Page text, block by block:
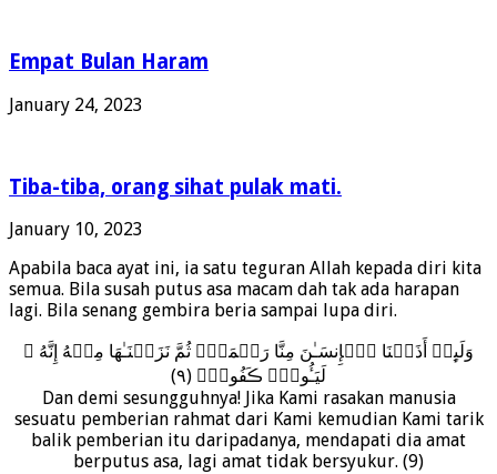
Empat Bulan Haram
January 24, 2023
Tiba-tiba, orang sihat pulak mati.
January 10, 2023
Apabila baca ayat ini, ia satu teguran Allah kepada diri kita
semua. Bila susah putus asa macam dah tak ada harapan
lagi. Bila senang gembira beria sampai lupa diri.
وَلَٮِٕنۡ أَذَقۡنَا ٱلۡإِنسَـٰنَ مِنَّا رَحۡمَةً۬ ثُمَّ نَزَعۡنَـٰهَا مِنۡهُ إِنَّهُ ۥ
لَيَـُٔوسٌ۬ ڪَفُورٌ۬ (٩)
Dan demi sesungguhnya! Jika Kami rasakan manusia
sesuatu pemberian rahmat dari Kami kemudian Kami tarik
balik pemberian itu daripadanya, mendapati dia amat
berputus asa, lagi amat tidak bersyukur. (9)